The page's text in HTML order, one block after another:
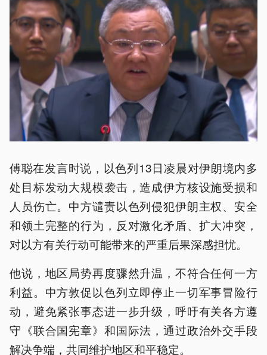
傅聪在发言时说，以色列13日凌晨对伊朗境内多
处目标发动大规模袭击，造成伊方核设施受损和
人员伤亡。中方谴责以色列侵犯伊朗主权、安全
和领土完整的行为，反对激化矛盾、扩大冲突，
对以方有关行动可能带来的严重后果深感担忧。
他说，地区局势再度骤然升温，不符合任何一方
利益。中方敦促以色列立即停止一切军事冒险行
动，避免紧张事态进一步升级，呼吁有关各方遵
守《联合国宪章》和国际法，通过政治外交手段
解决争端，共同维护地区和平稳定。